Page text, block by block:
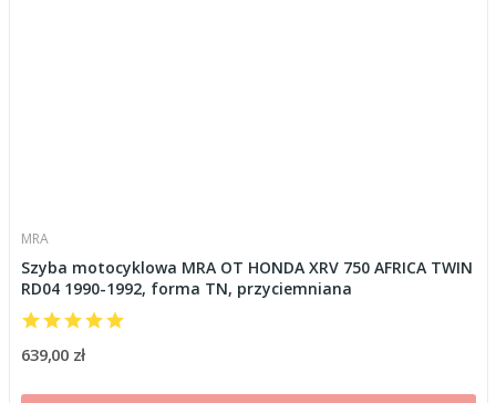
MRA
Szyba motocyklowa MRA OT HONDA XRV 750 AFRICA TWIN
RD04 1990-1992, forma TN, przyciemniana
639,00 zł